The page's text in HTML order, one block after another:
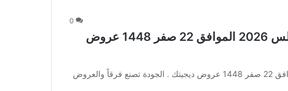
0
عروض لولو تبوك الأسبوعية 5 أغسطس 2026 الموافق 22 صفر 1448 عروض
عروض لولو تبوك الأسبوعية 5 أغسطس 2026 الموافق 22 صفر 1448 عروض ديجيتك . الجودة تصنع فرقاً والعروض